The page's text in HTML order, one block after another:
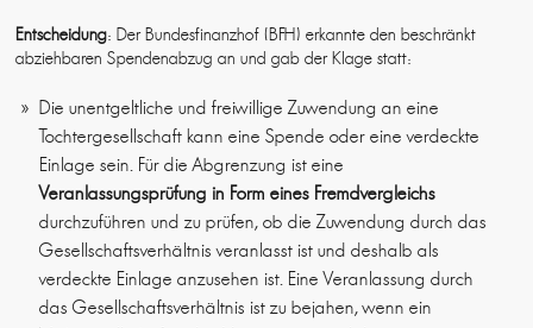
Entscheidung: Der Bundesfinanzhof (BFH) erkannte den beschränkt
abziehbaren Spendenabzug an und gab der Klage statt:
Die unentgeltliche und freiwillige Zuwendung an eine
Tochtergesellschaft kann eine Spende oder eine verdeckte
Einlage sein. Für die Abgrenzung ist eine
Veranlassungsprüfung in Form eines Fremdvergleichs
durchzuführen und zu prüfen, ob die Zuwendung durch das
Gesellschaftsverhältnis veranlasst ist und deshalb als
verdeckte Einlage anzusehen ist. Eine Veranlassung durch
das Gesellschaftsverhältnis ist zu bejahen, wenn ein